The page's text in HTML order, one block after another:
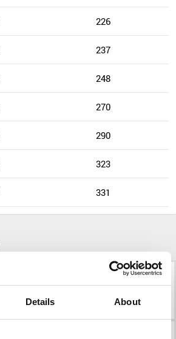
Details About
226
237
248
270
290
323
331
K 1332